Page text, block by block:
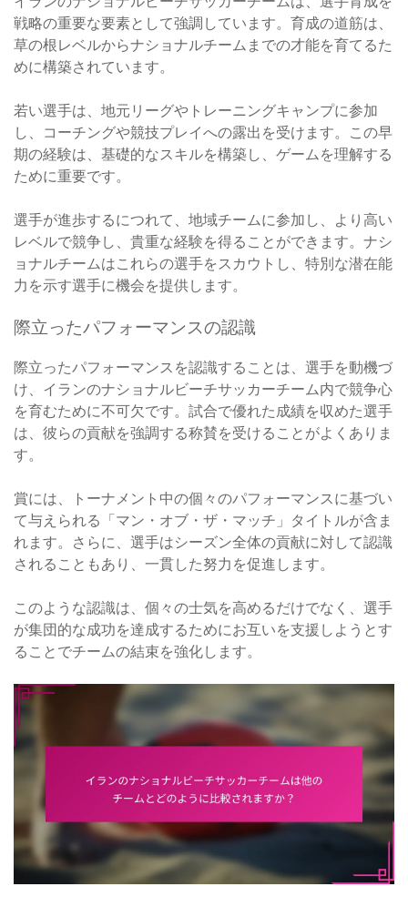
戦略の重要な要素として強調しています。育成の道筋は、
草の根レベルからナショナルチームまでの才能を育てるた
めに構築されています。
若い選手は、地元リーグやトレーニングキャンプに参加
し、コーチングや競技プレイへの露出を受けます。この早
期の経験は、基礎的なスキルを構築し、ゲームを理解する
ために重要です。
選手が進歩するにつれて、地域チームに参加し、より高い
レベルで競争し、貴重な経験を得ることができます。ナシ
ョナルチームはこれらの選手をスカウトし、特別な潜在能
力を示す選手に機会を提供します。
際立ったパフォーマンスの認識
際立ったパフォーマンスを認識することは、選手を動機づ
け、イランのナショナルビーチサッカーチーム内で競争心
を育むために不可欠です。試合で優れた成績を収めた選手
は、彼らの貢献を強調する称賛を受けることがよくありま
す。
賞には、トーナメント中の個々のパフォーマンスに基づい
て与えられる「マン・オブ・ザ・マッチ」タイトルが含ま
れます。さらに、選手はシーズン全体の貢献に対して認識
されることもあり、一貫した努力を促進します。
このような認識は、個々の士気を高めるだけでなく、選手
が集団的な成功を達成するためにお互いを支援しようとす
ることでチームの結束を強化します。